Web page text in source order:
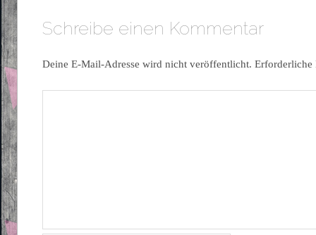
Schreibe einen Kommentar
Deine E-Mail-Adresse wird nicht veröffentlicht.